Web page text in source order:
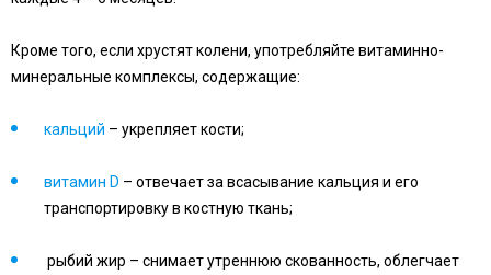
Кроме того, если хрустят колени, употребляйте витаминно-
минеральные комплексы, содержащие:
кальций – укрепляет кости;
витамин D – отвечает за всасывание кальция и его
транспортировку в костную ткань;
рыбий жир – снимает утреннюю скованность, облегчает